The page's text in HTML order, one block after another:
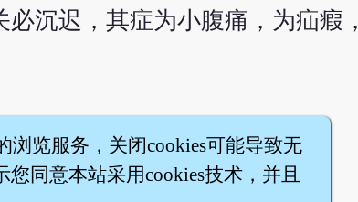
必沉迟，其症为小腹痛，为疝瘕
浏览服务，关闭cookies可能导致无
同意本站采用cookies技术，并且